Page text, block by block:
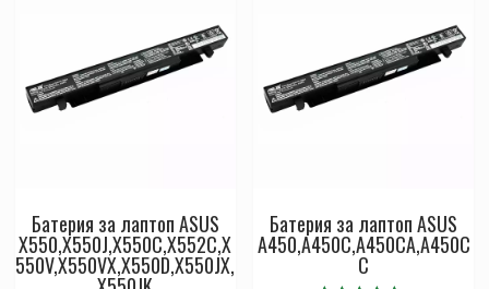
Батерия за лаптоп ASUS
X550,X550J,X550C,X552C,X
550V,X550VX,X550D,X550JX,
Батерия за лаптоп ASUS
A450,A450C,A450CA,A450C
C